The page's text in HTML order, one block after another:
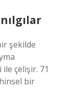
şekilde
çelişir. 71
bir